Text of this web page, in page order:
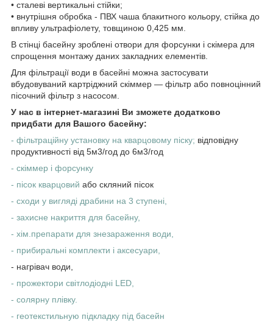
• сталеві вертикальні стійки;
• внутрішня обробка - ПВХ чаша блакитного кольору, стійка до
впливу ультрафіолету, товщиною 0,425 мм.
В стінці басейну зроблені отвори для форсунки і скімера для
спрощення монтажу даних закладних елементів.
Для фільтрації води в басейні можна застосувати
вбудовуваний картріджний скіммер ― фільтр або повноцінний
пісочний фільтр з насосом.
У нас в інтернет-магазині Ви зможете додатково
придбати для Вашого басейну:
- фільтраційну установку на кварцовому піску; відповідну
продуктивності від 5м3/год до 6м3/год
- скіммер і форсунку
- пісок кварцовий або скляний пісок
- сходи у вигляді драбини на 3 ступені,
- захисне накриття для басейну,
- хім.препарати для знезараження води,
- прибиральні комплекти і аксесуари,
- нагрівач води,
- прожектори світлодіодні LED,
- солярну плівку.
- геотекстильную підкладку під басейн